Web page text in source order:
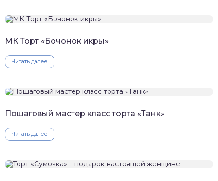
МК Торт «Бочонок икры»
Читать далее
Пошаговый мастер класс торта «Танк»
Читать далее